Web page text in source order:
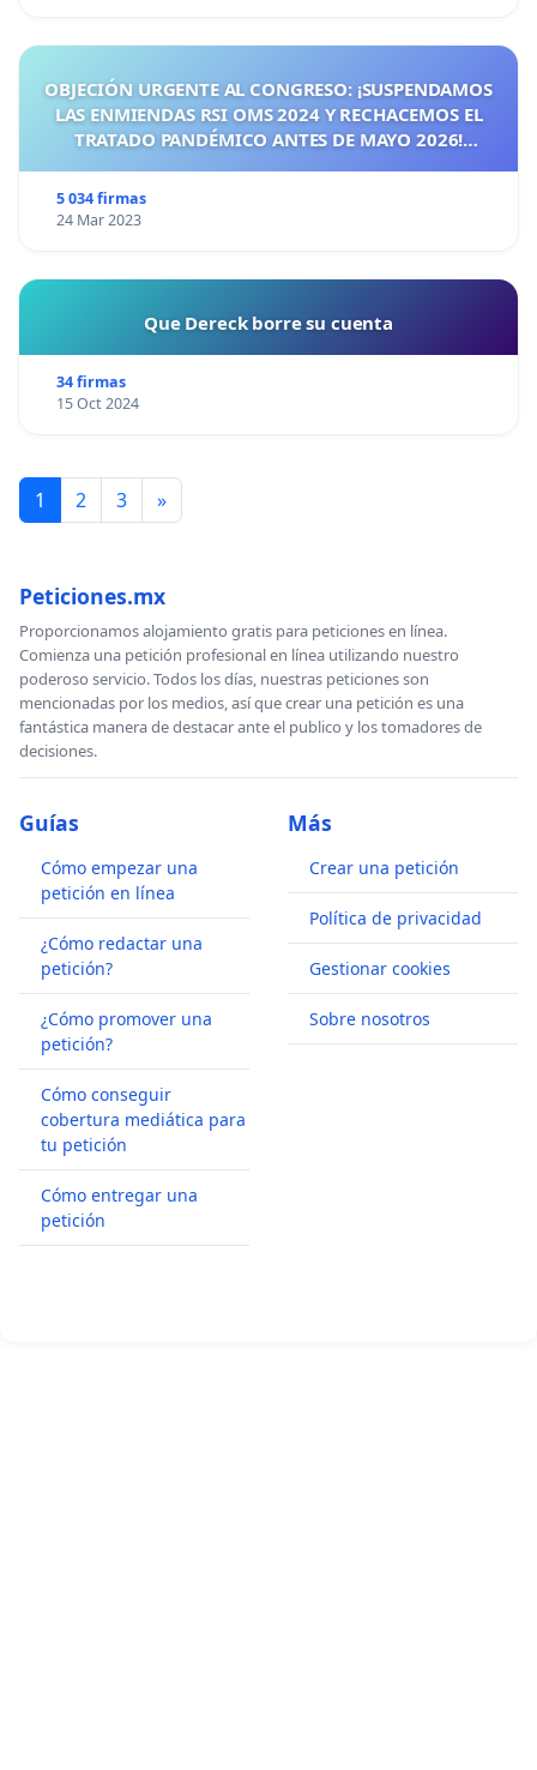
OBJECIÓN URGENTE AL CONGRESO: ¡SUSPENDAMOS
LAS ENMIENDAS RSI OMS 2024 Y RECHACEMOS EL
TRATADO PANDÉMICO ANTES DE MAYO 2026!
5 034 firmas
24 Mar 2023
Que Dereck borre su cuenta
34 firmas
15 Oct 2024
1 2 3 »
Peticiones.mx
Proporcionamos alojamiento gratis para peticiones en línea.
Comienza una petición profesional en línea utilizando nuestro
poderoso servicio. Todos los días, nuestras peticiones son
mencionadas por los medios, así que crear una petición es una
fantástica manera de destacar ante el publico y los tomadores de
decisiones.
Guías
Cómo empezar una
petición en línea
¿Cómo redactar una
petición?
¿Cómo promover una
petición?
Cómo conseguir
cobertura mediática para
tu petición
Cómo entregar una
petición
Más
Crear una petición
Política de privacidad
Gestionar cookies
Sobre nosotros